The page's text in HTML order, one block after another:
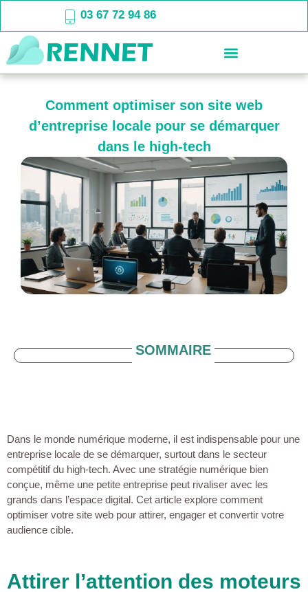
03 67 72 94 86
Comment optimiser son site web
d’entreprise locale pour se démarquer
dans le high-tech
SOMMAIRE
Dans le monde numérique moderne, il est indispensable pour une
entreprise locale de se démarquer, surtout dans le secteur
compétitif du high-tech. Avec une stratégie numérique bien
conçue, même une petite entreprise peut rivaliser avec les
grands dans l’espace digital. Cet article explore comment
optimiser votre site web pour attirer, engager et convertir votre
audience cible.
Attirer l’attention des moteurs